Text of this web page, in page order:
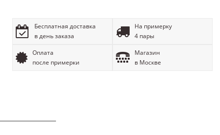
Бесплатная доставка
в день заказа
На примерку
4 пары
Оплата
после примерки
Магазин
в Москве